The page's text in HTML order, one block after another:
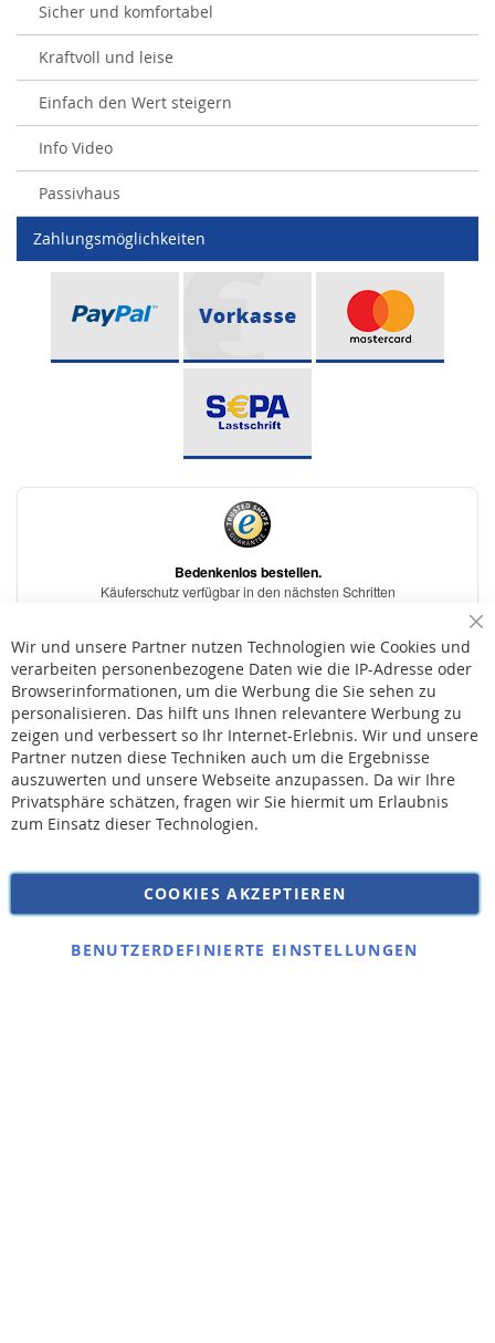
Sicher und komfortabel
Kraftvoll und leise
Einfach den Wert steigern
Info Video
Passivhaus
Zahlungsmöglichkeiten
* Bei der Lieferung auf deutsche Inseln wird ein Inselzuschlag von 15,00 € auf die
Versandkosten erhoben.
AGB
Widerruf
Datenschutz
Impressum
Kontakt
Wir und unsere Partner nutzen Technologien wie Cookies und
verarbeiten personenbezogene Daten wie die IP-Adresse oder
Browserinformationen, um die Werbung die Sie sehen zu
personalisieren. Das hilft uns Ihnen relevantere Werbung zu
zeigen und verbessert so Ihr Internet-Erlebnis. Wir und unsere
Partner nutzen diese Techniken auch um die Ergebnisse
auszuwerten und unsere Webseite anzupassen. Da wir Ihre
Privatsphäre schätzen, fragen wir Sie hiermit um Erlaubnis
zum Einsatz dieser Technologien.
COOKIES AKZEPTIEREN
BENUTZERDEFINIERTE EINSTELLUNGEN